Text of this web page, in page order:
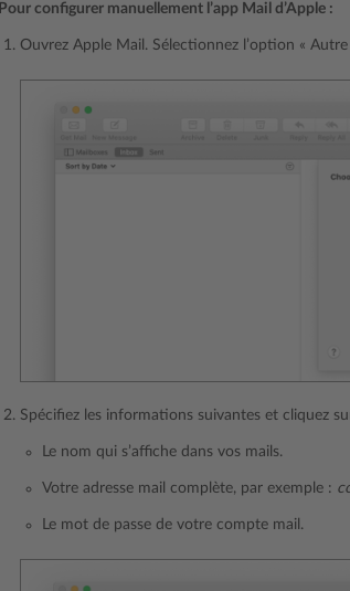
Pour configurer manuellement l’app Mail d’Apple :
Ouvrez Apple Mail. Sélectionnez l’option «
Spécifiez les informations suivantes et cliquez
Le nom qui s’affiche dans vos mails.
Votre adresse mail complète, par exemple :
Le mot de passe de votre compte mail.